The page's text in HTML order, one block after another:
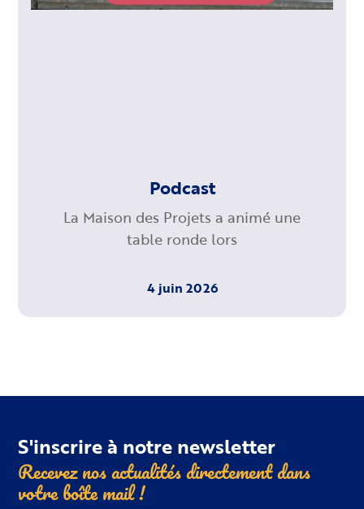
Podcast
La Maison des Projets a animé une
table ronde lors
4 juin 2026
S'inscrire à notre newsletter
Recevez nos actualités directement dans
votre boîtemail !